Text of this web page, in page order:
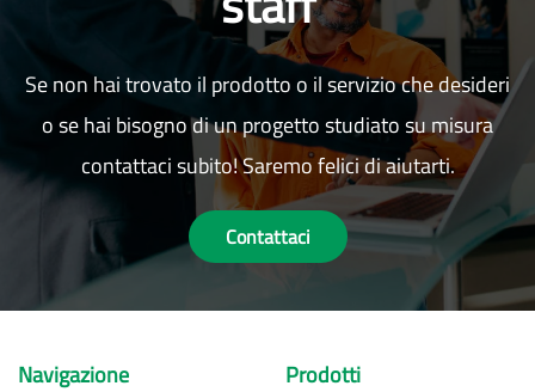
Se non hai trovato il prodotto o il servizio che desideri
o se hai bisogno di un progetto studiato su misura
contattaci subito! Saremo felici di aiutarti.
Contattaci
Navigazione
Prodotti